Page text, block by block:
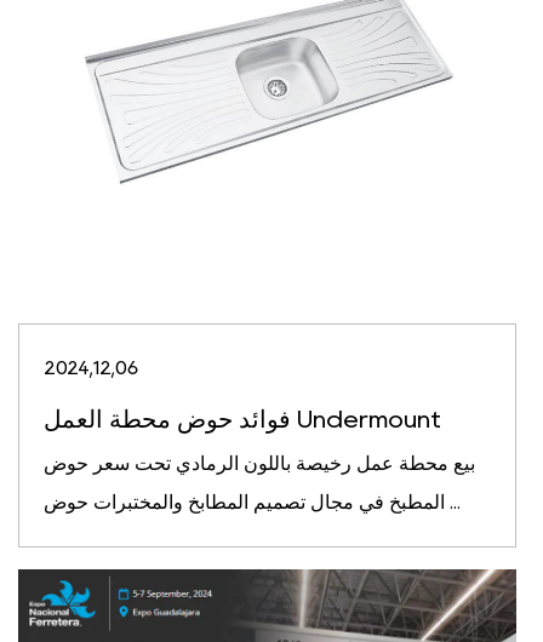
2024,12,06
فوائد حوض محطة العمل Undermount
بيع محطة عمل رخيصة باللون الرمادي تحت سعر حوض
المطبخ في مجال تصميم المطابخ والمختبرات حوض ...